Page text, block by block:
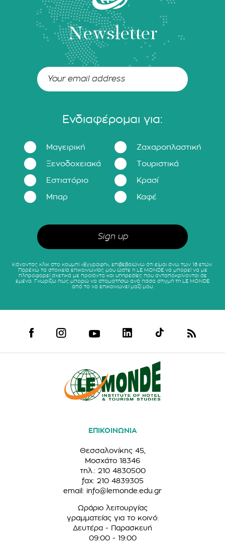
Newsletter
Ενδιαφέρομαι για:
Μαγειρική Ζαχαροπλαστική
Ξενοδοχειακά Τουριστικά
Εστιατόριο Κρασί
Μπαρ Καφέ
Κάνοντας κλικ στο κουμπί «Εγγραφή», επιβεβαιώνω ότι είμαι άνω των 18 ετών.
Παρέχω τα στοιχεία επικοινωνίας μου ώστε η LE MONDE να μπορεί να με
πληροφορεί σχετικά με προϊόντα και υπηρεσίες που ανταποκρίνονται σε
εμένα. Γνωρίζω πως μπορώ να σταματήσω ανά πάσα στιγμή τη LE MONDE
από το να επικοινωνεί μαζί μου.
ΕΠΙΚΟΙΝΩΝΙΑ
Θεσσαλονίκης 45,
Μοσχάτο 18346
τηλ.: 210 4830500
fax: 210 4839305
email: info@lemonde.edu.gr
Ωράριο λειτουργίας
γραμματείας για το κοινό:
Δευτέρα - Παρασκευή
09:00 - 19:00